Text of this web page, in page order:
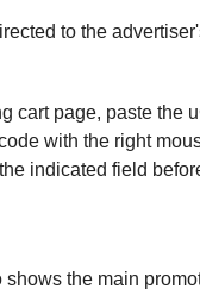
to the
cart page, paste the
with the right
indicated field
shows the main